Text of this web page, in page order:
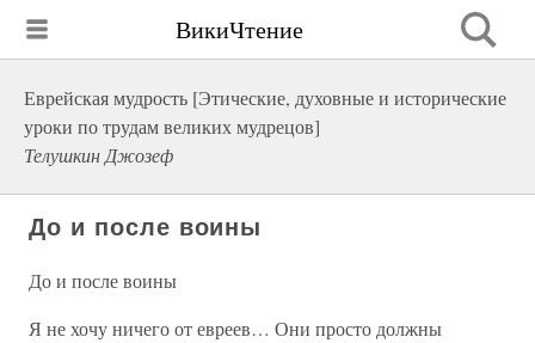
ВикиЧтение
Еврейская мудрость [Этические, духовные и исторические
уроки по трудам великих мудрецов]
Телушкин Джозеф
До и после воины
До и после воины
Я не хочу ничего от евреев… Они просто должны